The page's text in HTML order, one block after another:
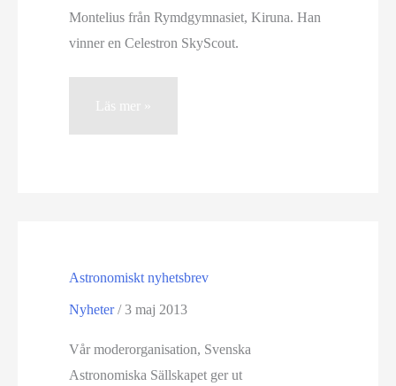
Montelius från Rymdgymnasiet, Kiruna. Han
vinner en Celestron SkyScout.
Torbjörn
Läs mer »
Astronomiskt nyhetsbrev
Nyheter/3 maj 2013
Vår moderorganisation, Svenska
Astronomiska Sällskapet ger ut